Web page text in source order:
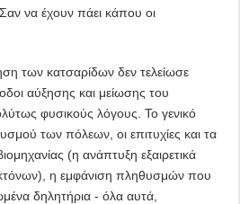
Σαν να έχουν πάει κάπου οι
των κατσαρίδων δεν τελείωσε
αύξησης και μείωσης του
φυσικούς λόγους. Το γενικό
των πόλεων, οι επιτυχίες και τα
(η ανάπτυξη εξαιρετικά
η εμφάνιση πληθυσμών που
δηλητήρια - όλα αυτά,